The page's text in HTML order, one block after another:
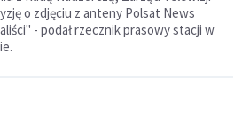
o zdjęciu z anteny Polsat News
- podał rzecznik prasowy stacji w